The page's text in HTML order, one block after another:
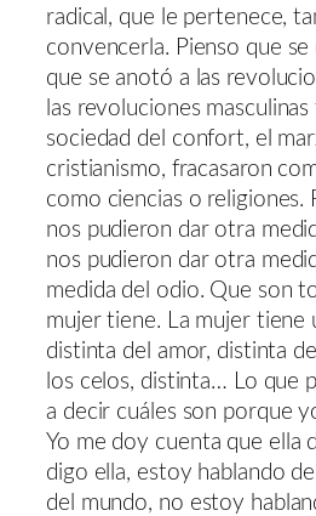
radical, que le pertenece,
convencerla. Pienso que
que se anotó a las
las revoluciones
sociedad del confort, el
cristianismo, fracasaron
como ciencias o religiones.
nos pudieron dar otra
nos pudieron dar otra
medida del odio. Que son
mujer tiene. La mujer tiene
distinta del amor, distinta
los celos, distinta… Lo que
a decir cuáles son porque
Yo me doy cuenta que ella
digo ella, estoy hablando
del mundo, no estoy